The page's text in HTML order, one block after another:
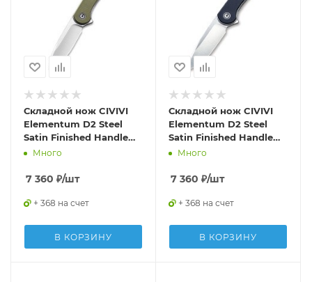
Складной нож CIVIVI
Elementum D2 Steel
Satin Finished Handle
G10 Green
Много
7 360 ₽/шт
+ 368 на счет
В КОРЗИНУ
Складной нож CIVIVI
Elementum D2 Steel
Satin Finished Handle
G10 Black
Много
7 360 ₽/шт
+ 368 на счет
В КОРЗИНУ